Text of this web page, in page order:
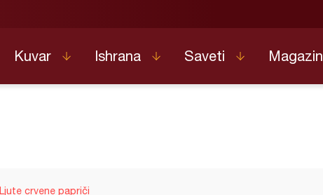
Kuvar Ishrana Saveti Magazin
Ljute crvene papriči